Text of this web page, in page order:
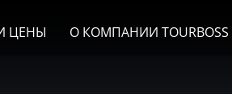
ЦЕНЫ О КОМПАНИИ TOURBOSS